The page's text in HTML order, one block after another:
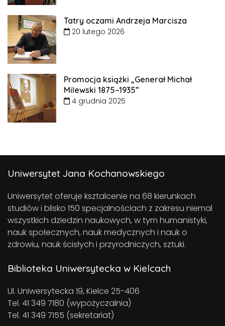
Tatry oczami Andrzeja Marcisza
20 lutego 2026
Promocja książki „Generał Michał
Milewski 1875–1935”
4 grudnia 2025
Uniwersytet Jana Kochanowskiego
Uniwersytet oferuje ksztalcenie na 68 kierunkach
studiów i blisko 150 specjalnościach z zakresu niemal
wszystkich dziedzin naukowych, w tym humanistyki,
nauk społecznych, nauk medycznych i nauk o
zdrowiu, nauk ścisłych i przyrodniczych, sztuki.
Biblioteka Uniwersytecka w Kielcach
Ul. Uniwersytecka 19, Kielce 25-406
Tel. 41 349 7180 (wypożyczalnia)
Tel. 41 349 7155 (sekretariat)